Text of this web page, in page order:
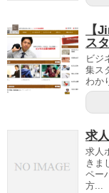
【
ス
ビジ
集ス
わか
求
求人
きま
ペー
方...